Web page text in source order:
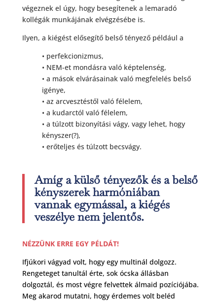
végeznek el úgy, hogy besegítenek a lemaradó
kollégák munkájának elvégzésébe is.
Ilyen, a kiégést elősegítő belső tényező például a
• perfekcionizmus,
• NEM-et mondásra való képtelenség,
• a mások elvárásainak való megfelelés belső
igénye,
• az arcvesztéstől való félelem,
• a kudarctól való félelem,
• a túlzott bizonyítási vágy, vagy lehet, hogy
kényszer(?),
• erőteljes és túlzott becsvágy.
Amíg a külső tényezők és a belső
kényszerek harmóniában
vannak egymással, a kiégés
veszélye nem jelentős.
NÉZZÜNK ERRE EGY PÉLDÁT!
Ifjúkori vágyad volt, hogy egy multinál dolgozz.
Rengeteget tanultál érte, sok ócska állásban
dolgoztál, és most végre felvettek álmaid pozíciójába.
Meg akarod mutatni, hogy érdemes volt beléd